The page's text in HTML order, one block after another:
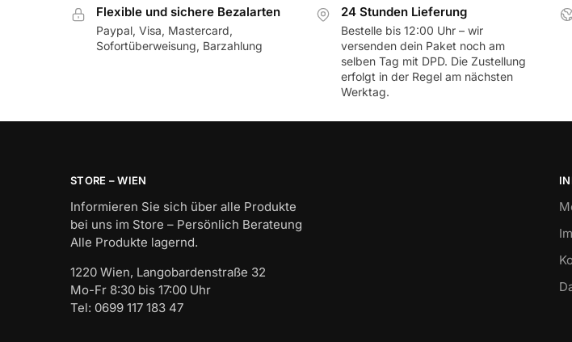
Flexible und sichere Bezalarten
Paypal, Visa, Mastercard,
Sofortüberweisung, Barzahlung
24 Stunden Lieferung
Bestelle bis 12:00 Uhr – wir
versenden dein Paket noch am
selben Tag mit DPD. Die Zustellung
erfolgt in der Regel am nächsten
Werktag.
STORE – WIEN
Informieren Sie sich über alle Produkte
bei uns im Store – Persönlich Berateung
Alle Produkte lagernd.
1220 Wien, Langobardenstraße 32
Mo-Fr 8:30 bis 17:00 Uhr
Tel: 0699 117 183 47